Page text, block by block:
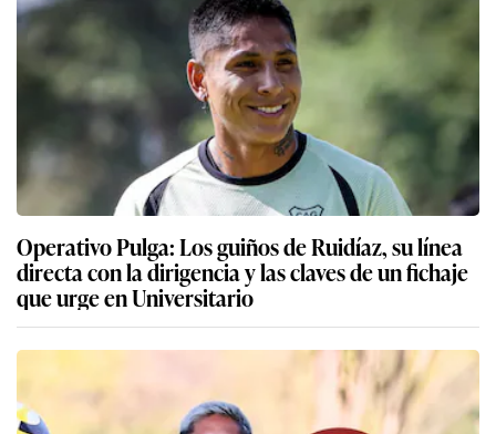
Operativo Pulga: Los guiños de Ruidíaz, su línea
directa con la dirigencia y las claves de un fichaje
que urge en Universitario